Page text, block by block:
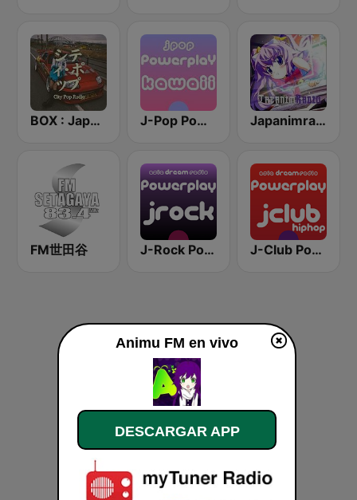
BOX : Japan City Pop -日本のシティポップ J-Pop Powerplay Kawaii Japanimradio - Osaka
FM世田谷 J-Rock Powerplay J-Club Powerplay HipHop
Animu FM en vivo
DESCARGAR APP